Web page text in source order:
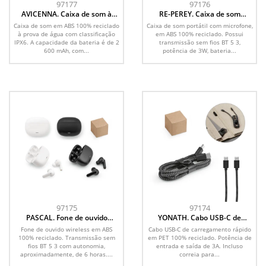
97177
AVICENNA. Caixa de som à
prova de água (IPX6), em ABS
100% reciclado (2 600 mAh)
Caixa de som em ABS 100% reciclado
à prova de água com classificação
IPX6. A capacidade da bateria é de 2
600 mAh, com...
97176
RE-PEREY. Caixa de som
portátil com microfone e
autonomia de 4h30 (400 mAh),
em ABS 100% reciclado
Caixa de som portátil com microfone,
em ABS 100% reciclado. Possui
transmissão sem fios BT 5 3,
potência de 3W, bateria...
97175
PASCAL. Fone de ouvido
wireless com autonomia de 6h,
em ABS 100% reciclado
Fone de ouvido wireless em ABS
100% reciclado. Transmissão sem
fios BT 5 3 com autonomia,
aproximadamente, de 6 horas....
97174
YONATH. Cabo USB-C de
carregamento rápido em PET
100% reciclado
Cabo USB-C de carregamento rápido
em PET 100% reciclado. Potência de
entrada e saída de 3A. Incluso
correia para...